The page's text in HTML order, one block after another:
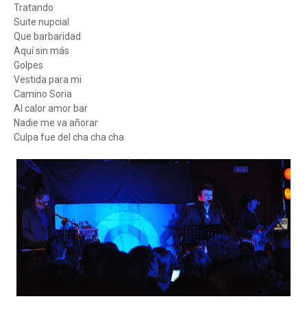
Tratando
Suite nupcial
Que barbaridad
Aquí sin más
Golpes
Vestida para mi
Camino Soria
Al calor amor bar
Nadie me va añorar
Culpa fue del cha cha cha